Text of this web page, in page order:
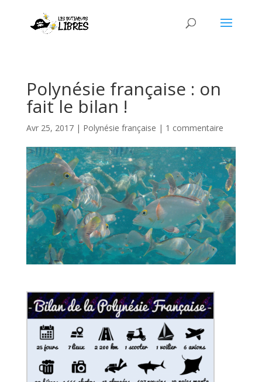
Polynésie française : on
fait le bilan !
Avr 25, 2017| Polynésie française | 1 commentaire